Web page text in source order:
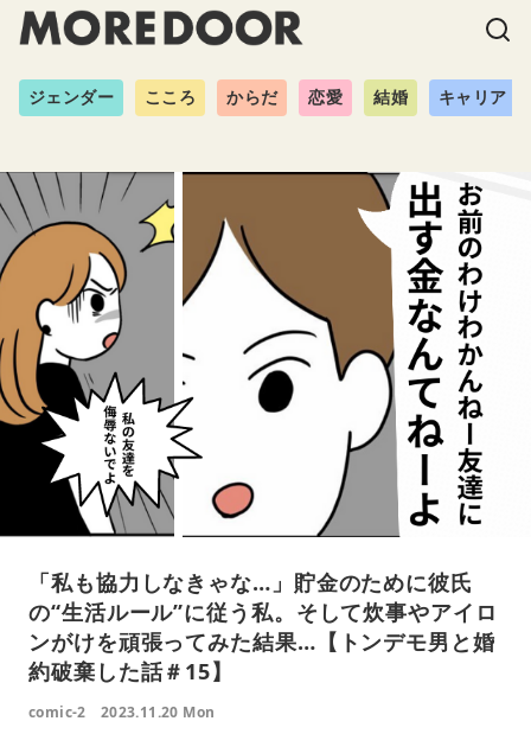
ジェンダー こころ からだ 恋愛 結婚 キャリア
「私も協力しなきゃな…」貯金のために彼氏
の“生活ルール”に従う私。そして炊事やアイロ
ンがけを頑張ってみた結果…【トンデモ男と婚
約破棄した話＃15】
comic-2 2023.11.20 Mon